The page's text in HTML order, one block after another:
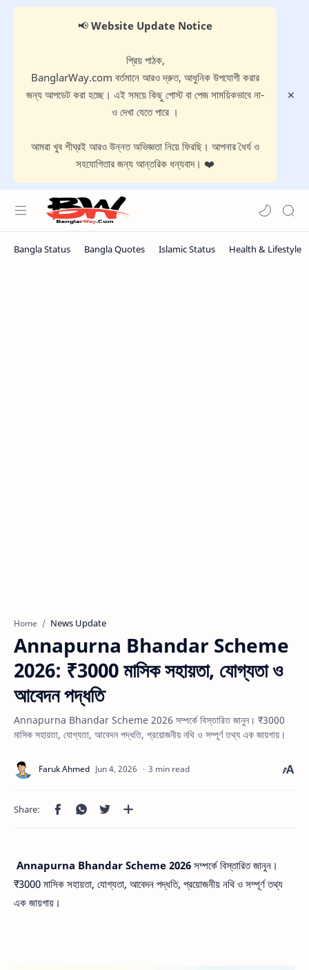
📢 Website Update Notice
প্রিয় পাঠক,
BanglarWay.com বর্তমানে আরও দ্রুত, আধুনিক উপযোগী করার
জন্য আপডেট করা হচ্ছে। এই সময়ে কিছু পোস্ট বা পেজ সাময়িকভাবে না-
ও দেখা যেতে পারে ।
আমরা খুব শীঘ্রই আরও উন্নত অভিজ্ঞতা নিয়ে ফিরছি। আপনার ধৈর্য ও
সহযোগিতার জন্য আন্তরিক ধন্যবাদ। ❤️
Home News Update
Annapurna Bhandar Scheme
2026: ₹3000 মাসিক সহায়তা, যোগ্যতা ও
আবেদন পদ্ধতি
Annapurna Bhandar Scheme 2026 সম্পর্কে বিস্তারিত জানুন। ₹3000
মাসিক সহায়তা, যোগ্যতা, আবেদন পদ্ধতি, প্রয়োজনীয় নথি ও সম্পূর্ণ তথ্য এক জায়গায়।
3 min read
Annapurna Bhandar Scheme 2026 সম্পর্কে বিস্তারিত জানুন।
₹3000 মাসিক সহায়তা, যোগ্যতা, আবেদন পদ্ধতি, প্রয়োজনীয় নথি ও সম্পূর্ণ তথ্য
এক জায়গায়।